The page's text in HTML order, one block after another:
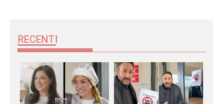
RECENTI